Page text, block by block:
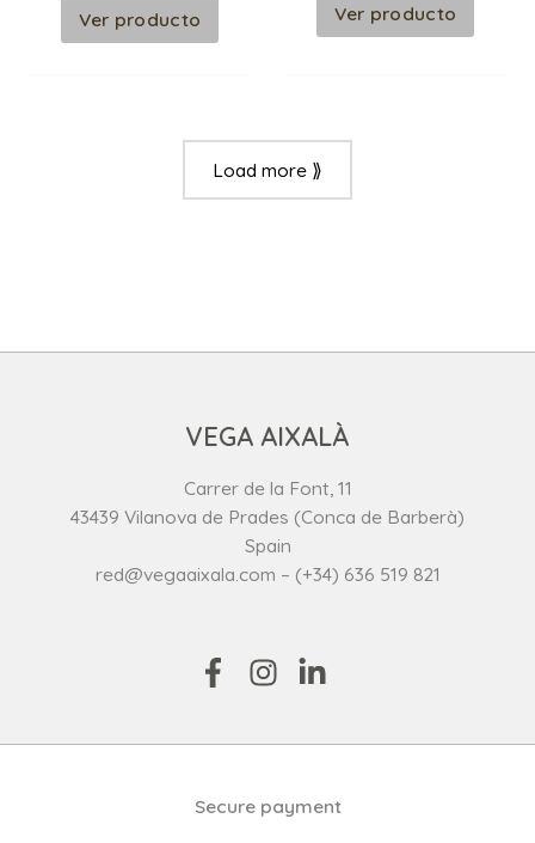
Ver producto Ver producto
Load more ⟫
VEGA AIXALÀ
Carrer de la Font, 11
43439 Vilanova de Prades (Conca de Barberà)
Spain
red@vegaaixala.com – (+34) 636 519 821
Secure payment